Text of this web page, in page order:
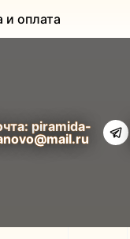
и оплата
piramida-